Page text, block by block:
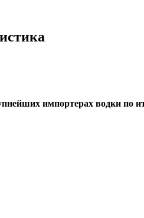
импортерах водки по